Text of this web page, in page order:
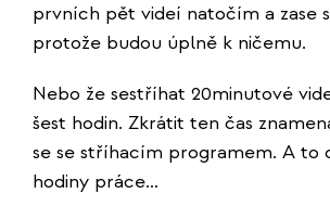
prvních pět videí natočím a zase
protože budou úplně k ničemu.
Nebo že sestříhat 20minutové
šest hodin. Zkrátit ten čas
se se stříhacím programem. A to
hodiny práce…